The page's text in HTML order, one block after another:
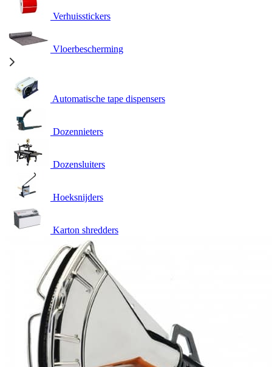
Verhuisstickers
Vloerbescherming
Automatische tape dispensers
Dozennieters
Dozensluiters
Hoeksnijders
Karton shredders